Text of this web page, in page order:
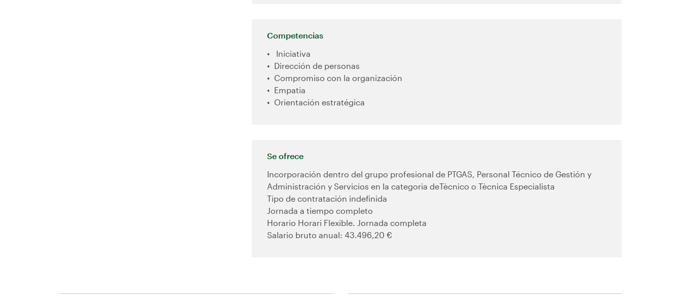
Competencias
Iniciativa
Dirección de personas
Compromiso con la organización
Empatia
Orientación estratégica
Se ofrece
Incorporación dentro del grupo profesional de PTGAS, Personal Técnico de Gestión y
Administración y Servicios en la categoria deTècnico o Tècnica Especialista
Tipo de contratación indefinida
Jornada a tiempo completo
Horario Horari Flexible. Jornada completa
Salario bruto anual: 43.496,20 €